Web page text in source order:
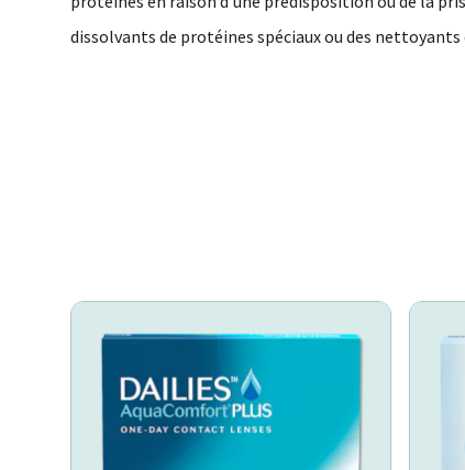
dissolvants de protéines spéciaux ou des nettoyants